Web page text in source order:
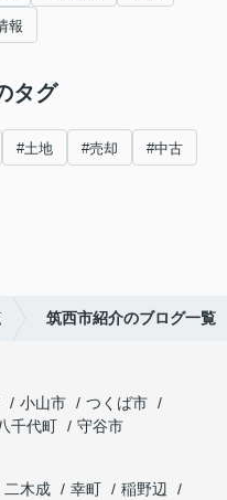
報
タグ
#土地 #売却 #中古
筑西市紹介のブログ一覧
小山市
つくば市
千代町
守谷市
二木成 幸町
稲野辺